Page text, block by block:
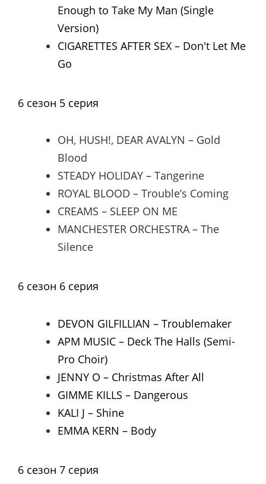
Enough to Take My Man (Single
Version)
CIGARETTES AFTER SEX – Don't Let Me
Go
6 сезон 5 серия
OH, HUSH!, DEAR AVALYN – Gold
Blood
STEADY HOLIDAY – Tangerine
ROYAL BLOOD – Trouble’s Coming
CREAMS – SLEEP ON ME
MANCHESTER ORCHESTRA – The
Silence
6 сезон 6 серия
DEVON GILFILLIAN – Troublemaker
APM MUSIC – Deck The Halls (Semi-
Pro Choir)
JENNY O – Christmas After All
GIMME KILLS – Dangerous
KALI J – Shine
EMMA KERN – Body
6 сезон 7 серия